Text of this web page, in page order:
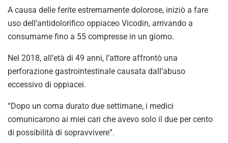
A causa delle ferite estremamente dolorose, iniziò a fare
uso dell’antidolorifico oppiaceo Vicodin, arrivando a
consumarne fino a 55 compresse in un giorno.
Nel 2018, all’età di 49 anni, l’attore affrontò una
perforazione gastrointestinale causata dall’abuso
eccessivo di oppiacei.
“Dopo un coma durato due settimane, i medici
comunicarono ai miei cari che avevo solo il due per cento
di possibilità di sopravvivere”.